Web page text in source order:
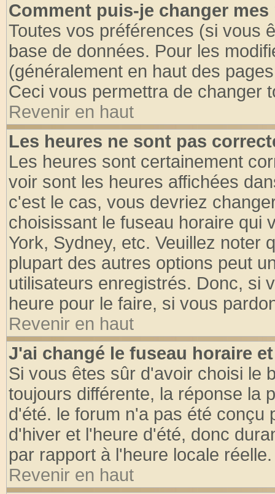
Comment puis-je changer mes
Toutes vos préférences (si vous
base de données. Pour les
(généralement en haut des
Ceci vous permettra de changer
Revenir en haut
Les heures ne sont pas
Les heures sont certainement
voir sont les heures affichées
c'est le cas, vous devriez
choisissant le fuseau horaire qui
York, Sydney, etc. Veuillez noter
plupart des autres options peut
utilisateurs enregistrés. Donc, si
heure pour le faire, si vous
Revenir en haut
J'ai changé le fuseau horaire
Si vous êtes sûr d'avoir choisi le
toujours différente, la réponse la
d'été. le forum n'a pas été conçu
d'hiver et l'heure d'été, donc
par rapport à l'heure locale réelle.
Revenir en haut